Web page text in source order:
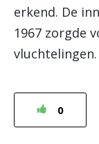
erkend. De
1967 zorgde
vluchtelingen.
0